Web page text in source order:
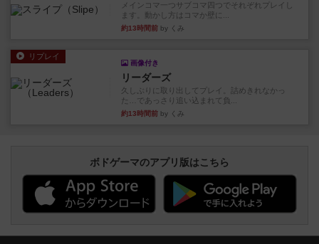
メインコマ一つサブコマ四つでそれぞれプレイし
ます。動かし方はコマか壁に...
約13時間前 by くみ
リプレイ
画像付き
リーダーズ
久しぶりに取り出してプレイ。詰めきれなかっ
た…であっさり追い込まれて負...
約13時間前 by くみ
ボドゲーマのアプリ版はこちら